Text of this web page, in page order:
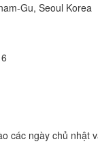
Gu, Seoul Korea
các ngày chủ nhật